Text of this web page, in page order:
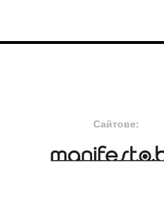
Сайтове: